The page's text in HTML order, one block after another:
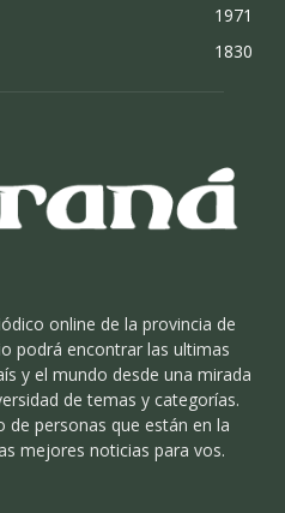
1971
1830
online de la provincia de
podrá encontrar las ultimas
y el mundo desde una mirada
de temas y categorías.
de personas que están en la
mejores noticias para vos.